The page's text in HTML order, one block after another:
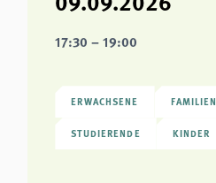
17:30 – 19:00
ERWACHSENE FAMILIEN
STUDIERENDE KINDER